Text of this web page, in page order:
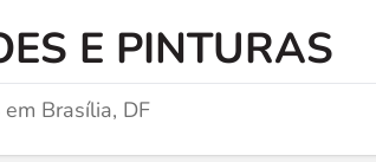
E PINTURAS
Brasília, DF